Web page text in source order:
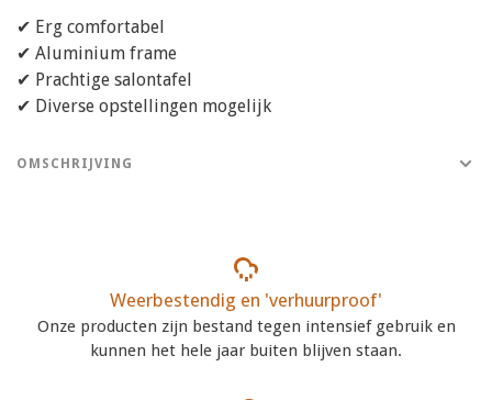
✔ Erg comfortabel
✔ Aluminium frame
✔ Prachtige salontafel
✔ Diverse opstellingen mogelijk
OMSCHRIJVING
Weerbestendig en 'verhuurproof'
Onze producten zijn bestand tegen intensief gebruik en
kunnen het hele jaar buiten blijven staan.